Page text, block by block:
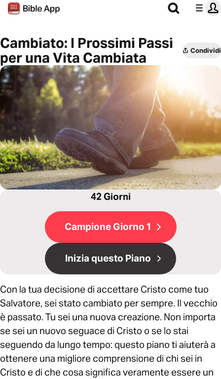
Cambiato: I Prossimi Passi
per una Vita Cambiata
Condividi
42 Giorni
Campione Giorno 1
Inizia questo Piano
Con la tua decisione di accettare Cristo come tuo
Salvatore, sei stato cambiato per sempre. Il vecchio
è passato. Tu sei una nuova creazione. Non importa
se sei un nuovo seguace di Cristo o se lo stai
seguendo da lungo tempo: questo piano ti aiuterà a
ottenere una migliore comprensione di chi sei in
Cristo e di che cosa significa veramente essere un